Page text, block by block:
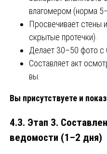
влагомером (норма
Просвечивает стены
скрытые протечки).
Делает 30–50 фото с
Составляет акт
вы.
Вы присутствуете и
4.3. Этап 3.
ведомости (1–2 дня)